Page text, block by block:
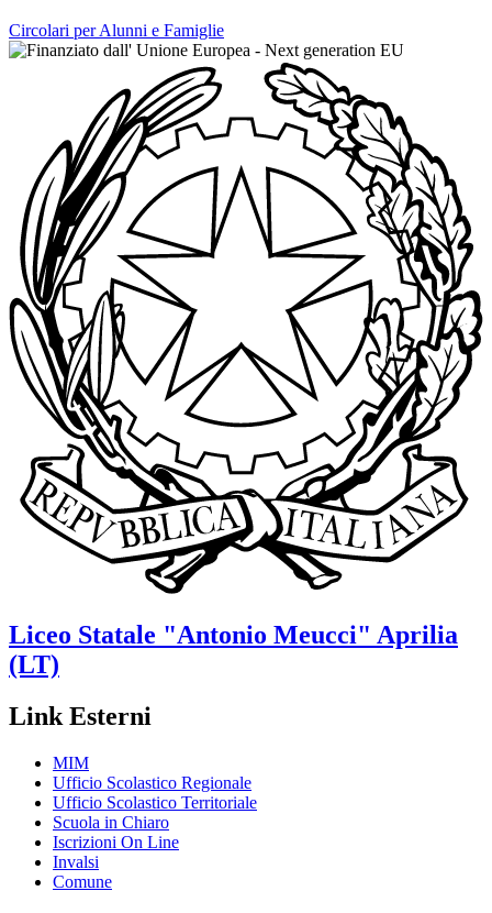
Circolari per Alunni e Famiglie
Liceo Statale "Antonio Meucci" Aprilia
(LT)
Link Esterni
MIM
Ufficio Scolastico Regionale
Ufficio Scolastico Territoriale
Scuola in Chiaro
Iscrizioni On Line
Invalsi
Comune